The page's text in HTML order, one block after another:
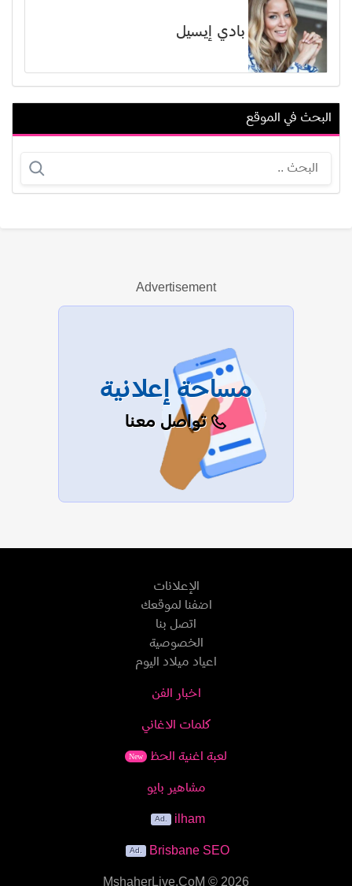
بادي إيسيل
نبيل علي ماهر
عرض الكل
البحث في الموقع
Advertisement
مساحة إعلانية
تواصل معنا
الإعلانات
اضفنا لموقعك
اتصل بنا
الخصوصية
اعياد ميلاد اليوم
اخبار الفن
كلمات الاغاني
لعبة اغنية الحظ New
مشاهير بايو
ilham
Brisbane SEO
MshaherLive.CoM © 2026